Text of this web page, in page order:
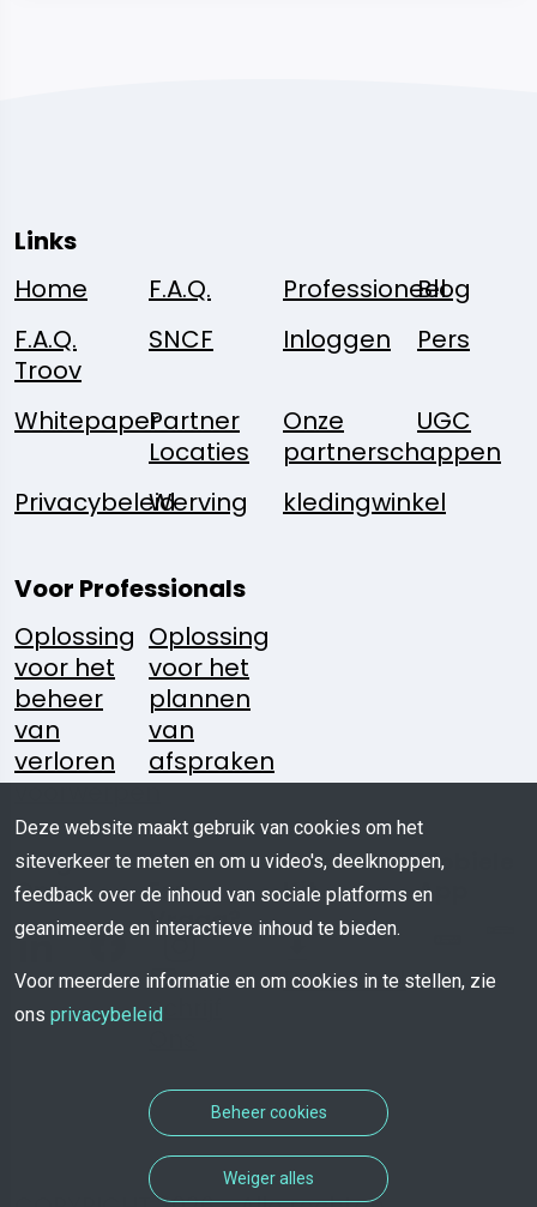
Links
Home
F.A.Q. Professioneel
Blog
F.A.Q.
Troov
SNCF Inloggen Pers
WhitepaperPartner
Locaties
Onze
partnerschappen
UGC
PrivacybeleidWerving kledingwinkel
Voor Professionals
Oplossing
voor het
beheer
van
verloren
voorwerpen
Oplossing
voor het
plannen
van
afspraken
Volg
Ons:
Heeft U
Een
Vraag?
Schrijf
Media
Kit
Download
Mobiele
App
Deze website maakt gebruik van cookies om het
siteverkeer te meten en om u video's, deelknoppen,
feedback over de inhoud van sociale platforms en
geanimeerde en interactieve inhoud te bieden.
Voor meerdere informatie en om cookies in te stellen, zie
ons privacybeleid
Beheer cookies
Weiger alles